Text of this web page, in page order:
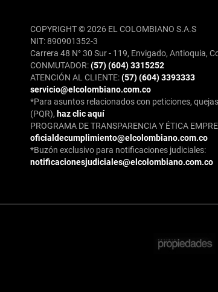
COPYRIGHT © 2026 EL COLOMBIANO S.A.S
NIT: 890901352-3
Carrera 48 N° 30 Sur - 119, Envigado, Antioquia,
CONMUTADOR:(57) (604) 3315252
ATENCIÓN AL CLIENTE:(57) (604) 3393333
servicio@elcolombiano.com.co
*Para asuntos relacionados con peticiones,
(PQR), haz clic aquí
PROGRAMA DE TRANSPARENCIA Y ÉTICA
oficialdecumplimiento@elcolombiano.com.co
*Buzón exclusivo para notificaciones judiciales:
notificacionesjudiciales@elcolombiano.com.co